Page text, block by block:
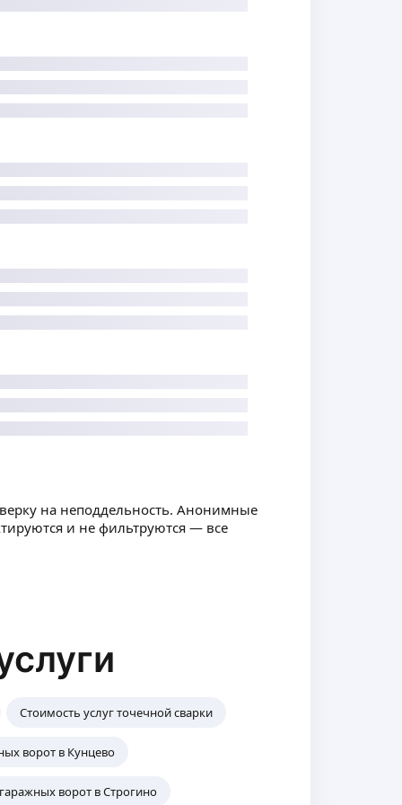
на неподдельность. Анонимные
и не фильтруются — все
Стоимость услуг точечной сварки
ворот в Кунцево
ворот в Строгино